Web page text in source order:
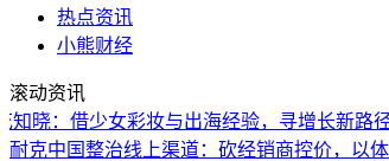
热点资讯
小熊财经
滚动资讯
晓：借少女彩妆与出海经验，寻增长新路径
金山办公AI布局加速，付费转化之路：市场静
马斯克再出手！SpaceX AI德克萨斯州建大型
耐克中国整治线上渠道：砍经销商控价，以